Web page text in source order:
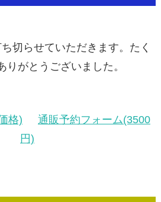
切らせていただきます。たく
りがとうございました。
格)
通販予約フォーム(3500
円)